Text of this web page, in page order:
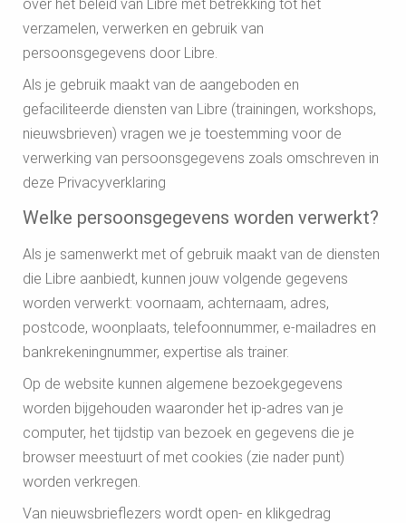
over het beleid van Libre met betrekking tot het
verzamelen, verwerken en gebruik van
persoonsgegevens door Libre.
Als je gebruik maakt van de aangeboden en
gefaciliteerde diensten van Libre (trainingen, workshops,
nieuwsbrieven) vragen we je toestemming voor de
verwerking van persoonsgegevens zoals omschreven in
deze Privacyverklaring
Welke persoonsgegevens worden verwerkt?
Als je samenwerkt met of gebruik maakt van de diensten
die Libre aanbiedt, kunnen jouw volgende gegevens
worden verwerkt: voornaam, achternaam, adres,
postcode, woonplaats, telefoonnummer, e-mailadres en
bankrekeningnummer, expertise als trainer.
Op de website kunnen algemene bezoekgegevens
worden bijgehouden waaronder het ip-adres van je
computer, het tijdstip van bezoek en gegevens die je
browser meestuurt of met cookies (zie nader punt)
worden verkregen.
Van nieuwsbrieflezers wordt open- en klikgedrag